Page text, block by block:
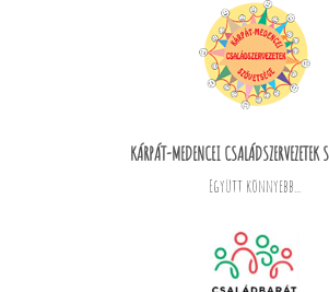
KÁRPÁT-MEDENCEI CSALÁDSZERVEZETEK
Együtt könnyebb...